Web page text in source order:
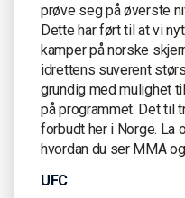
prøve seg på øverste
Dette har ført til at vi
kamper på norske
idrettens suverent
grundig med mulighet
på programmet. Det til
forbudt her i Norge. La
hvordan du ser MMA
UFC